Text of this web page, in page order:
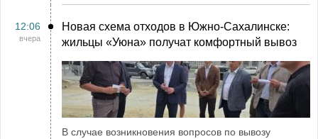
12:06
вчера
Новая схема отходов в Южно-Сахалинске:
жильцы «Уюна» получат комфортный вывоз
В случае возникновения вопросов по вывозу